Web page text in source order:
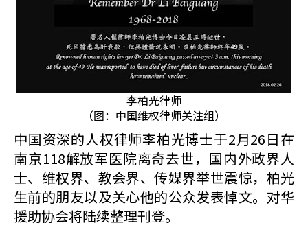
李柏光律师
（图：中国维权律师关注组）
中国资深的人权律师李柏光博士于2月26日在
南京118解放军医院离奇去世，国内外政界人
士、维权界、教会界、传媒界举世震惊，柏光
生前的朋友以及关心他的公众发表悼文。对华
援助协会将陆续整理刊登。